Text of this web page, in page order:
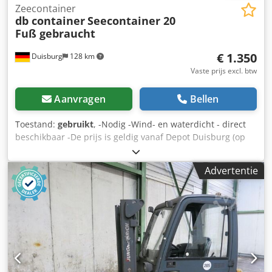
Duisburg 128 km
Zeecontainer
db containerSeecontainer 20
Fuß gebraucht
€ 1.350
Vaste prijs excl. btw
Aanvragen Bellen
Toestand: gebruikt, -Nodig -Wind- en waterdicht - direct
beschikbaar -De prijs is geldig vanaf Depot Duisburg (op
aanvraag ook beschikbaar in andere regio's) - Wij
verzorgen graag de levering en het lossen met de kraan
(kosten op aanvraag) Onze 20-voet opslagcontainer is de
perfecte oplossing voor uw opslagbehoeften. Het biedt u
een veilige, flexibele en kosteneffectieve manier om uw
goederen en materialen op te slaan. Of het nu gaat om
gebruik op de bouwplaats, in de industrie of voor
privédoeleinden – deze container voldoet aan de hoogste
eisen op het gebied van kwaliteit en functionaliteit.
Producteigenschappen: - Afmetingen: 20 voet (6,06 m)
Advertentie